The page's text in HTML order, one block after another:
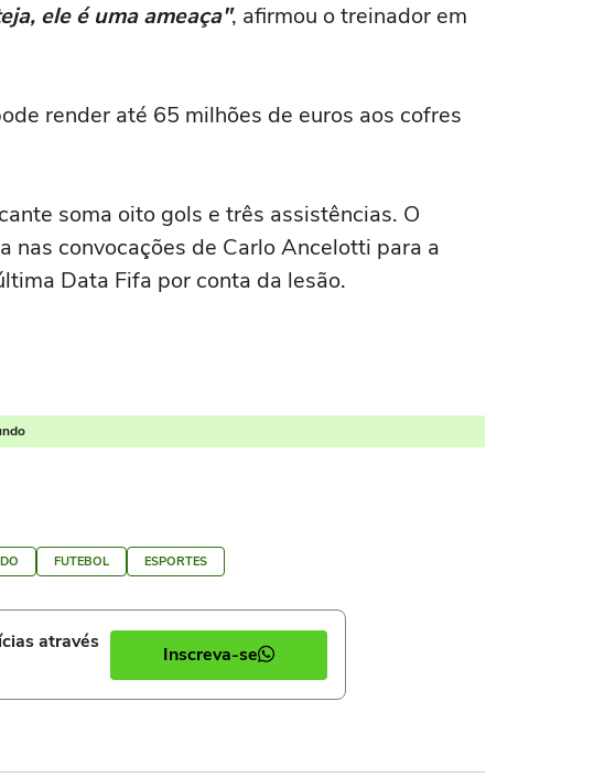
ele é uma ameaça", afirmou o treinador em
render até 65 milhões de euros aos cofres
soma oito gols e três assistências. O
nas convocações de Carlo Ancelotti para a
Data Fifa por conta da lesão.
FUTEBOL ESPORTES
através
Inscreva-se